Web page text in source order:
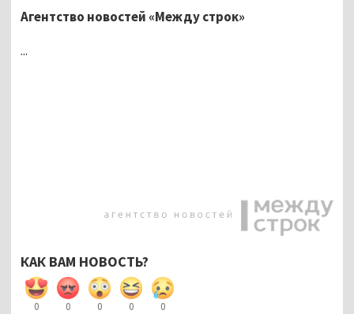
Агентство новостей «Между строк»
...
КАК ВАМ НОВОСТЬ?
0 0 0 0 0